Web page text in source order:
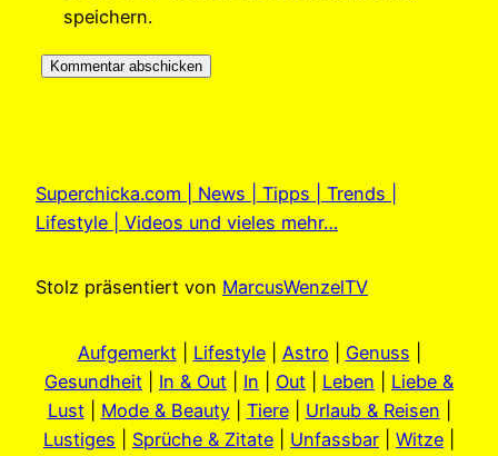
speichern.
Superchicka.com | News | Tipps | Trends |
Lifestyle | Videos und vieles mehr…
Stolz präsentiert von MarcusWenzelTV
Aufgemerkt| Lifestyle| Astro Genuss
Gesundheit
In & Out In Out Leben
Liebe &
Lust| Mode & Beauty| Tiere| Urlaub & Reisen
Lustiges
Sprüche & Zitate Unfassbar Witze